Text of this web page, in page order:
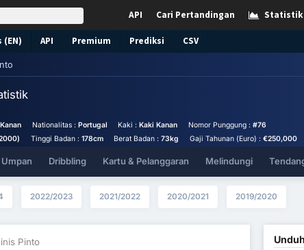
Statistik
Cari Pertandingan
API
(EN) API Premium Prediksi CSV
Nationalitas : Portugal Kaki :Kaki Kanan Nomor Punggung : #76
Tinggi Badan : 178cm Berat Badan :73kg Gaji Tahunan (Euro) : €250,000
Dribbling Kartu & Pelanggaran Melindungi
2022/2023 2021/2022 2020/2021 2019/2020
Pinto